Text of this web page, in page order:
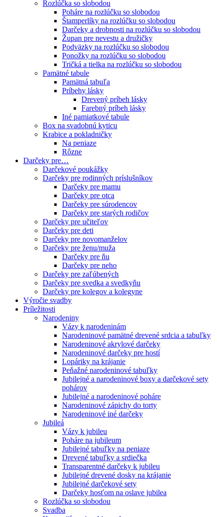
Rozlúčka so slobodou
Poháre na rozlúčku so slobodou
Štamperlíky na rozlúčku so slobodou
Darčeky a drobnosti na rozlúčku so slobodou
Župan pre nevestu a družičky
Podväzky na rozlúčku so slobodou
Ponožky na rozlúčku so slobodou
Tričká a tielka na rozlúčku so slobodou
Pamätné tabule
Pamätná tabuľa
Príbehy lásky
Drevený príbeh lásky
Farebný príbeh lásky
Iné pamiatkové tabule
Box na svadobnú kyticu
Krabice a pokladničky
Na peniaze
Rôzne
Darčeky pre…
Darčekové poukážky
Darčeky pre rodinných príslušníkov
Darčeky pre mamu
Darčeky pre otca
Darčeky pre súrodencov
Darčeky pre starých rodičov
Darčeky pre učiteľov
Darčeky pre deti
Darčeky pre novomanželov
Darčeky pre ženu/muža
Darčeky pre ňu
Darčeky pre neho
Darčeky pre zaľúbených
Darčeky pre svedka a svedkyňu
Darčeky pre kolegov a kolegyne
Výročie svadby
Príležitosti
Narodeniny
Vázy k narodeninám
Narodeninové pamätné drevené srdcia a tabuľky
Narodeninové akrylové darčeky
Narodeninové darčeky pre hostí
Lopáriky na krájanie
Peňažné narodeninové tabuľky
Jubilejné a narodeninové boxy a darčekové sety
pohárov
Jubilejné a narodeninové poháre
Narodeninové zápichy do torty
Narodeninové iné darčeky
Jubileá
Vázy k jubileu
Poháre na jubileum
Jubilejné tabuľky na peniaze
Drevené tabuľky a srdiečka
Transparentné darčeky k jubileu
Jubilejné drevené dosky na krájanie
Jubilejné darčekové sety
Darčeky hosťom na oslave jubilea
Rozlúčka so slobodou
Svadba